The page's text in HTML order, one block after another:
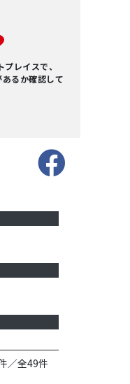
レイスで、
るか確認して
／全49件